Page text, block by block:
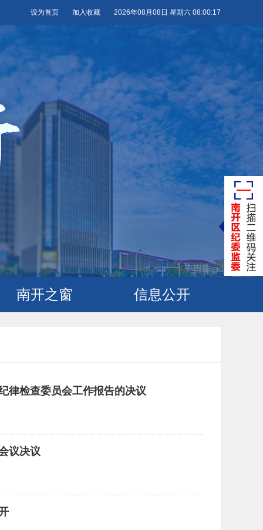
设为首页 加入收藏 2026年08月08日 星期六 08:00:18
南开之窗 信息公开
律检查委员会工作报告的决议
议决议